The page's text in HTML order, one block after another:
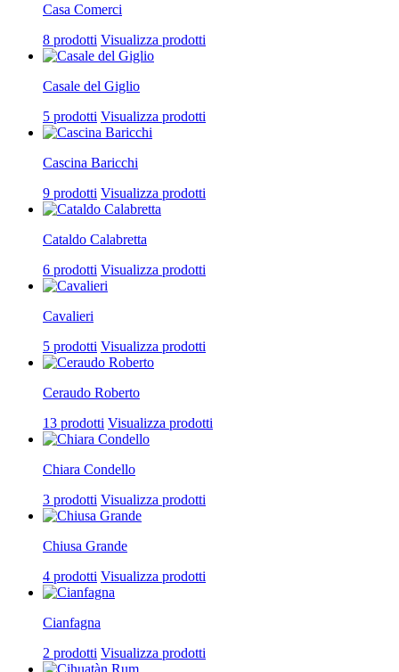
Casa Comerci
8 prodotti Visualizza prodotti
Casale del Giglio
5 prodotti Visualizza prodotti
Cascina Baricchi
9 prodotti Visualizza prodotti
Cataldo Calabretta
6 prodotti Visualizza prodotti
Cavalieri
5 prodotti Visualizza prodotti
Ceraudo Roberto
13 prodotti Visualizza prodotti
Chiara Condello
3 prodotti Visualizza prodotti
Chiusa Grande
4 prodotti Visualizza prodotti
Cianfagna
2 prodotti Visualizza prodotti